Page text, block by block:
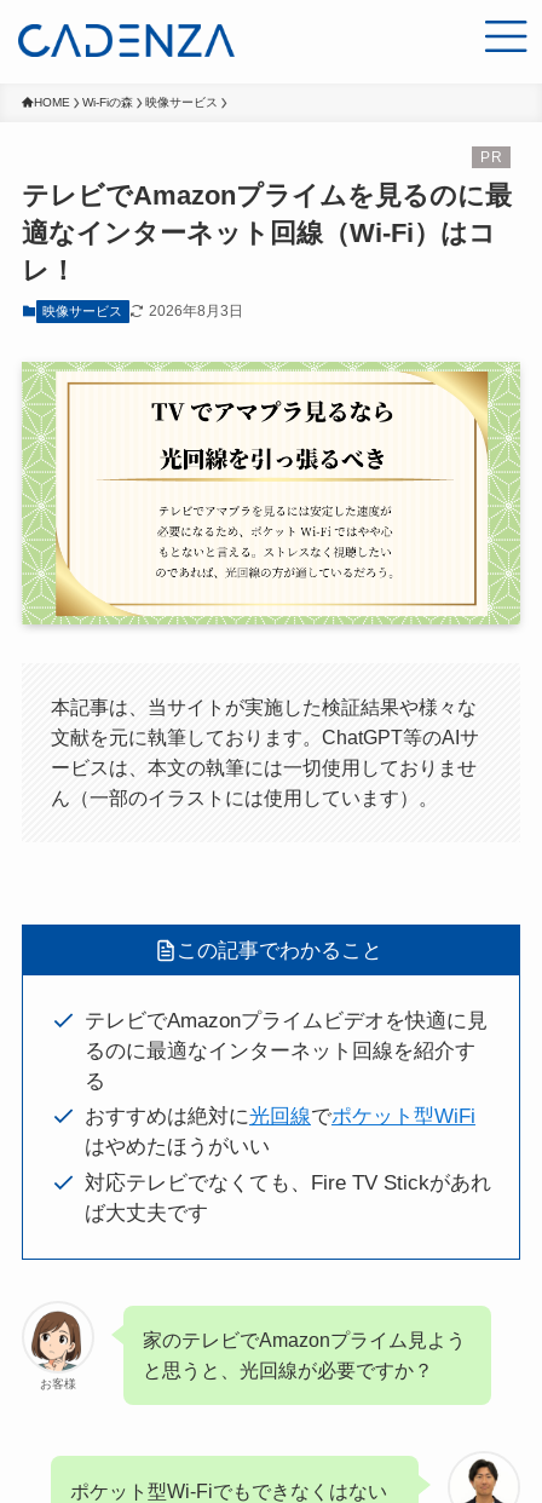
HOME Wi-Fiの森 映像サービス
テレビでAmazonプライムを見るのに最
適なインターネット回線（Wi-Fi）はコ
レ！
映像サービス 2026年8月3日
本記事は、当サイトが実施した検証結果や様々な
文献を元に執筆しております。ChatGPT等のAIサ
ービスは、本文の執筆には一切使用しておりませ
ん（一部のイラストには使用しています）。
この記事でわかること
テレビでAmazonプライムビデオを快適に見
るのに最適なインターネット回線を紹介す
る
おすすめは絶対に光回線でポケット型WiFi
はやめたほうがいい
対応テレビでなくても、Fire TV Stickがあれ
ば大丈夫です
お客様
家のテレビでAmazonプライム見よう
と思うと、光回線が必要ですか？
ポケット型Wi-Fiでもできなくはない